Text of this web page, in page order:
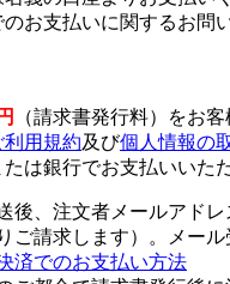
お支払いに関するお問
（請求書発行料）をお
用規約及び個人情報の
は銀行でお支払いいた
後、注文者メールアド
ご請求します）。メー
済でのお支払い方法